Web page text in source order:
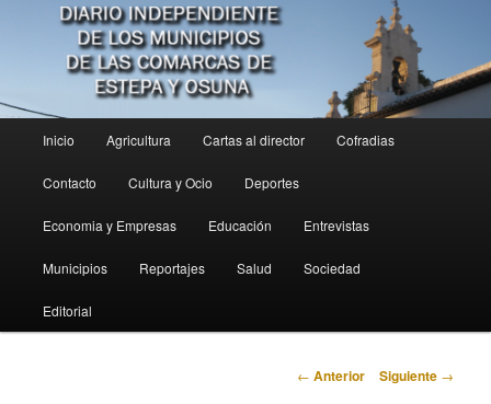
principal
Inicio Agricultura Cartas al director Cofradias
Contacto Cultura y Ocio Deportes
Economia y Empresas Educación Entrevistas
Municipios Reportajes Salud Sociedad
Editorial
Navegación
← Anterior Siguiente →